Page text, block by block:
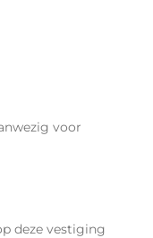
voor
deze vestiging